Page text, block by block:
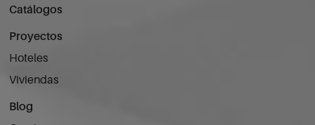
Catálogos
Proyectos
Hoteles
Viviendas
Blog